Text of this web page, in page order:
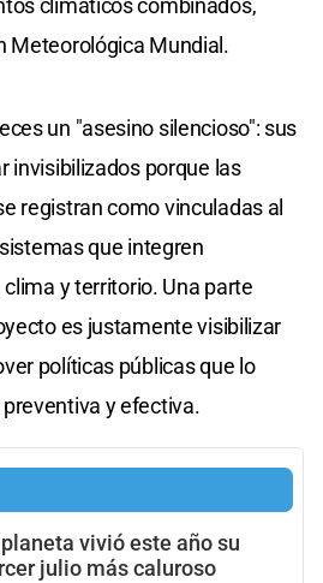
climáticos combinados,
Meteorológica Mundial.
un "asesino silencioso": sus
invisibilizados porque las
registran como vinculadas al
que integren
y territorio. Una parte
es justamente visibilizar
políticas públicas que lo
y efectiva.
planeta vivió este año su
julio más caluroso